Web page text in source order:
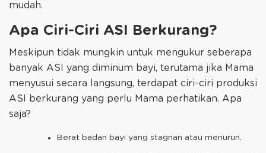
mudah.
Apa Ciri-Ciri ASI Berkurang?
Meskipun tidak mungkin untuk mengukur seberapa
banyak ASI yang diminum bayi, terutama jika Mama
menyusui secara langsung, terdapat ciri-ciri produksi
ASI berkurang yang perlu Mama perhatikan. Apa
saja?
Berat badan bayi yang stagnan atau menurun.